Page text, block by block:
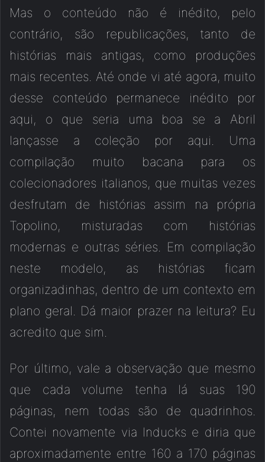
Mas o conteúdo não é inédito, pelo
contrário, são republicações, tanto de
histórias mais antigas, como produções
mais recentes. Até onde vi até agora, muito
desse conteúdo permanece inédito por
aqui, o que seria uma boa se a Abril
lançasse a coleção por aqui. Uma
compilação muito bacana para os
colecionadores italianos, que muitas vezes
desfrutam de histórias assim na própria
Topolino, misturadas com histórias
modernas e outras séries. Em compilação
neste modelo, as histórias ficam
organizadinhas, dentro de um contexto em
plano geral. Dá maior prazer na leitura? Eu
acredito que sim.
Por último, vale a observação que mesmo
que cada volume tenha lá suas 190
páginas, nem todas são de quadrinhos.
Contei novamente via Inducks e diria que
aproximadamente entre 160 a 170 páginas